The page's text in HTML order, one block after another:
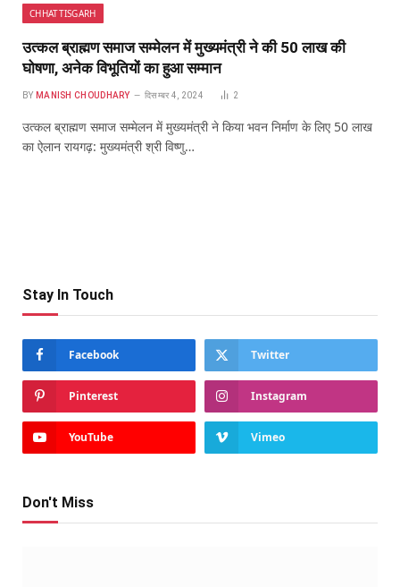
CHHATTISGARH
उत्कल ब्राह्मण समाज सम्मेलन में मुख्यमंत्री ने की 50 लाख की
घोषणा, अनेक विभूतियों का हुआ सम्मान
BY MANISH CHOUDHARY दिसम्बर 4, 2024 2
उत्कल ब्राह्मण समाज सम्मेलन में मुख्यमंत्री ने किया भवन निर्माण के लिए 50 लाख
का ऐलान रायगढ़: मुख्यमंत्री श्री विष्णु…
Stay In Touch
Facebook Twitter
Pinterest Instagram
YouTube Vimeo
Don't Miss